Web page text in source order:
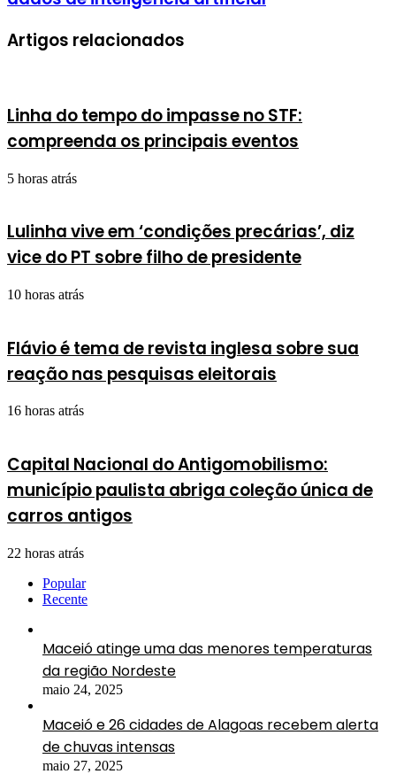
Artigos relacionados
Linha do tempo do impasse no STF:
compreenda os principais eventos
5 horas atrás
Lulinha vive em ‘condições precárias’, diz
vice do PT sobre filho de presidente
10 horas atrás
Flávio é tema de revista inglesa sobre sua
reação nas pesquisas eleitorais
16 horas atrás
Capital Nacional do Antigomobilismo:
município paulista abriga coleção única de
carros antigos
22 horas atrás
Popular
Recente
Maceió atinge uma das menores temperaturas
da região Nordeste
maio 24, 2025
Maceió e 26 cidades de Alagoas recebem alerta
de chuvas intensas
maio 27, 2025